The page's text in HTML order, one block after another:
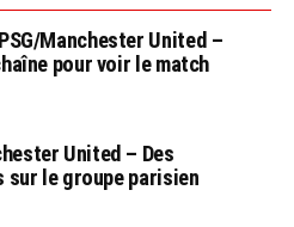
Manchester United –
pour voir le match
United – Des
sur le groupe parisien